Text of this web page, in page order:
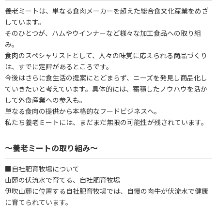
養老ミートは、単なる食肉メーカーを超えた総合食文化産業をめざ
しています。
そのひとつが、ハムやウインナーなど様々な加工食品への取り組
み。
食肉のスペシャリストとして、人々の味覚に応えられる商品づくり
は、すでに定評があるところです。
今後はさらに食生活の提案にとどまらず、ニーズを発見し商品化し
ていきたいと考えています。具体的には、蓄積したノウハウを活か
して外食産業への参入も。
単なる食肉の提供から本格的なフードビジネスへ。
私たち養老ミートには、まだまだ無限の可能性が残されています。
～養老ミートの取り組み～
■自社肥育牧場について
山麓の伏流水で育てる、自社肥育牧場
伊吹山麓に位置する自社肥育牧場では、自慢の肉牛が伏流水で健康
に育てられています。